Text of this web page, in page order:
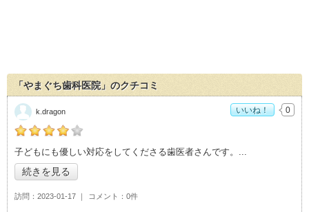
「やまぐち歯科医院」のクチコミ
の「やまぐち歯科医院」おすすめ度：4
子どもにも優しい対応をしてくださる歯医者さんです。
続きを見る
訪問 2023-01-17 コメント 0件
k.dragon いいね！ 0